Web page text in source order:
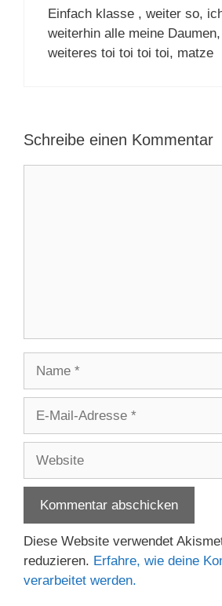
Einfach klasse , weiter so,
weiterhin alle meine
weiteres toi toi toi toi, matze
Schreibe einen Kommentar
Adresse
Diese Website verwendet
reduzieren. Erfahre, wie deine
verarbeitet werden.